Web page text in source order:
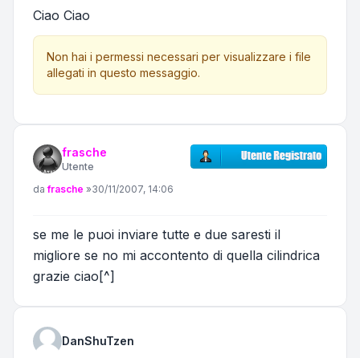
Ciao Ciao
Non hai i permessi necessari per visualizzare i file
allegati in questo messaggio.
frasche
Utente
Messaggio
dafrasche »30/11/2007, 14:06
se me le puoi inviare tutte e due saresti il
migliore se no mi accontento di quella cilindrica
grazie ciao[^]
DanShuTzen